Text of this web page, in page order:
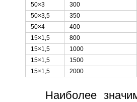
50×3
300
50×3,5
350
50×4
400
15×1,5
800
15×1,5
1000
15×1,5
1500
15×1,5
2000
Наиболее